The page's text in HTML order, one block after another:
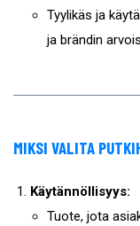
Tyylikäs ja
ja brändin
MIKSI VALITA
Käytännöllisyys:
Tuote, jota